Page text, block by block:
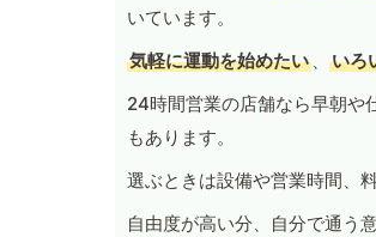
いています。
気軽に運動を始めたい 、 いろ
24時間営業の店舗なら早朝や
もあります。
選ぶときは設備や営業時間、
自由度が高い分、自分で通う